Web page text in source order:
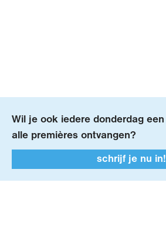
Wil je ook iedere donderdag een
alle premières ontvangen?
schrijf je nu in!